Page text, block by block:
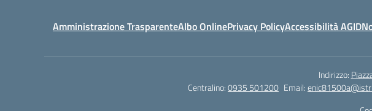
Amministrazione TrasparenteAlbo OnlinePrivacy PolicyAccessibilità AGID
Indirizzo:
Centralino:0935 501200 Email: